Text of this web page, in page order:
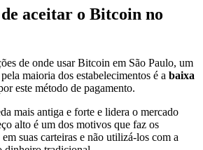
aceitar o Bitcoin no
de onde usar Bitcoin em São Paulo, um
maioria dos estabelecimentos é a baixa
este método de pagamento.
mais antiga e forte e lidera o mercado
alto é um dos motivos que faz os
suas carteiras e não utilizá-los com a